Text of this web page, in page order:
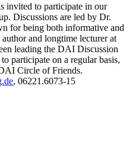
invited to participate in our
Discussions are led by Dr.
for being both informative and
and longtime lecturer at
leading the DAI Discussion
participate on a regular basis,
Circle of Friends.
, 06221.6073-15